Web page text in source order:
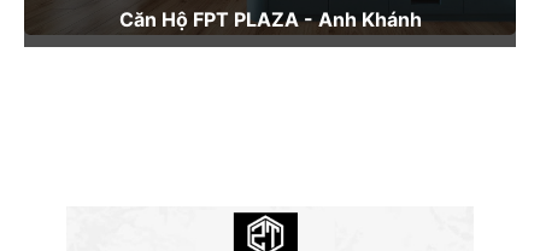
Căn Hộ FPT PLAZA - Anh Khánh